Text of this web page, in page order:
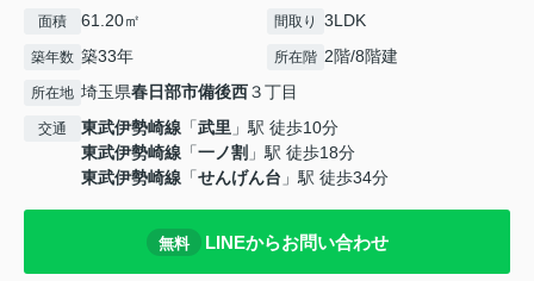
面積 61.20㎡ 間取り 3LDK
築年数 築33年 所在階 2階/8階建
所在地 埼玉県春日部市備後西３丁目
交通 東武伊勢崎線 「武里 」駅 徒歩10分
東武伊勢崎線 「一ノ割 」駅 徒歩18分
東武伊勢崎線 「せんげん台 」駅 徒歩34分
無料 LINEからお問い合わせ